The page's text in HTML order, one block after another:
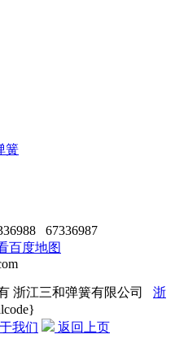
簧
67336987
百度地图
浙江三和弹簧有限公司 浙
我们
返回上页